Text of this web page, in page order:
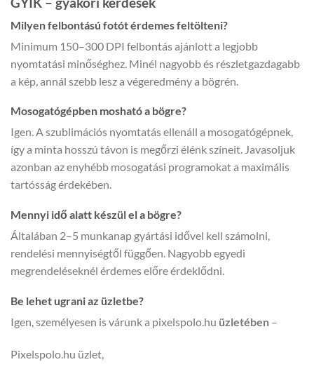
Milyen felbontású fotót érdemes feltölteni?
Minimum 150–300 DPI felbontás ajánlott a legjobb
nyomtatási minőséghez. Minél nagyobb és részletgazdagabb
a kép, annál szebb lesz a végeredmény a bögrén.
Mosogatógépben mosható a bögre?
Igen. A szublimációs nyomtatás ellenáll a mosogatógépnek,
így a minta hosszú távon is megőrzi élénk színeit. Javasoljuk
azonban az enyhébb mosogatási programokat a maximális
tartósság érdekében.
Mennyi idő alatt készül el a bögre?
Általában 2–5 munkanap gyártási idővel kell számolni,
rendelési mennyiségtől függően. Nagyobb egyedi
megrendeléseknél érdemes előre érdeklődni.
Be lehet ugrani az üzletbe?
Igen, személyesen is várunk a pixelspolo.hu üzletében –
Pixelspolo.hu üzlet,